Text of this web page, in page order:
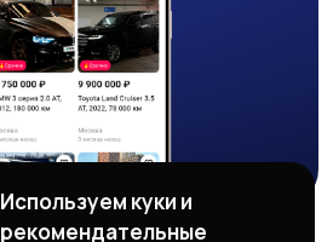
Используем куки и
рекомендательные